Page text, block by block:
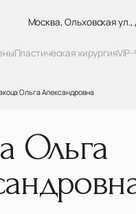
Москва, Ольховская ул.,
Пластическая хирургия
Ольга Александровна
Ольга